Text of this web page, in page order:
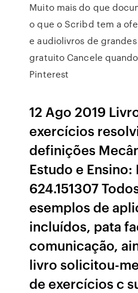
Muito mais do que
o que o Scribd tem a
e audiolivros de
gratuito Cancele
Pinterest
12 Ago 2019
exercícios
definições
Estudo e Ensino:
624.151307
esemplos de
incluídos, pata
comunicação,
livro solicitou-
de exercícios c